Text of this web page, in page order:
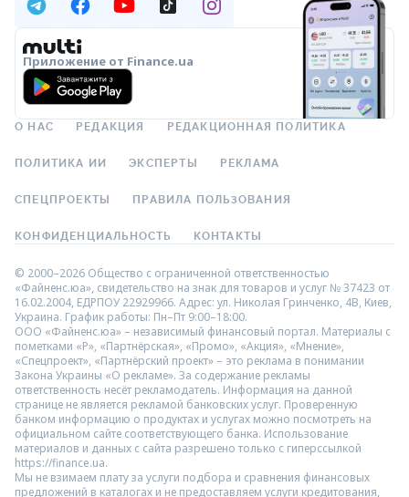
Приложение от Finance.ua
О НАС РЕДАКЦИЯ РЕДАКЦИОННАЯ ПОЛИТИКА
ПОЛИТИКА ИИ ЭКСПЕРТЫ РЕКЛАМА
СПЕЦПРОЕКТЫ ПРАВИЛА ПОЛЬЗОВАНИЯ
КОНФИДЕНЦИАЛЬНОСТЬ КОНТАКТЫ
© 2000–2026 Общество с ограниченной ответственностью
«Файненс.юа», свидетельство на знак для товаров и услуг № 37423 от
16.02.2004, ЕДРПОУ 22929966. Адрес: ул. Николая Гринченко, 4В, Киев,
Украина. График работы: Пн–Пт 9:00–18:00.
ООО «Файненс.юа» – независимый финансовый портал. Материалы с
пометками «Р», «Партнёрская», «Промо», «Акция», «Мнение»,
«Спецпроект», «Партнёрский проект» – это реклама в понимании
Закона Украины «О рекламе». За содержание рекламы
ответственность несёт рекламодатель. Информация на данной
странице не является рекламой банковских услуг. Проверенную
банком информацию о продуктах и услугах можно посмотреть на
официальном сайте соответствующего банка. Использование
материалов и данных с сайта разрешено только с гиперссылкой
https://finance.ua.
Мы не взимаем плату за услуги подбора и сравнения финансовых
предложений в каталогах и не предоставляем услуги кредитования,